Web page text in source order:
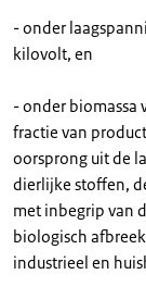
- onder
kilovolt, en
- onder biomassa
fractie van
oorsprong uit de
dierlijke stoffen,
met inbegrip van
biologisch
industrieel en